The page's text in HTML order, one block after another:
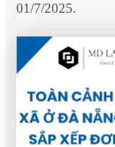
01/7/2025.